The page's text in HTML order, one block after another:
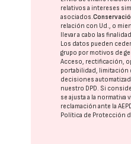
relativos a intereses
asociados.
relación con Ud., o
llevar a cabo las
Los datos pueden
grupo por motivos de
Acceso, rectificación,
portabilidad, limitación
decisiones
nuestro DPD. Si
se ajusta a la normativa
reclamación ante la
Política de Protección